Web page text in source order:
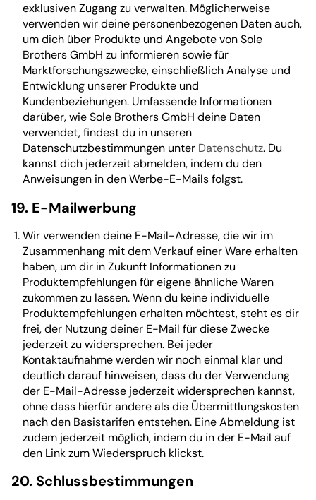
exklusiven Zugang zu verwalten. Möglicherweise
verwenden wir deine personenbezogenen Daten auch,
um dich über Produkte und Angebote von Sole
Brothers GmbH zu informieren sowie für
Marktforschungszwecke, einschließlich Analyse und
Entwicklung unserer Produkte und
Kundenbeziehungen. Umfassende Informationen
darüber, wie Sole Brothers GmbH deine Daten
verwendet, findest du in unseren
Datenschutzbestimmungen unter Datenschutz. Du
kannst dich jederzeit abmelden, indem du den
Anweisungen in den Werbe-E-Mails folgst.
19. E-Mailwerbung
Wir verwenden deine E-Mail-Adresse, die wir im
Zusammenhang mit dem Verkauf einer Ware erhalten
haben, um dir in Zukunft Informationen zu
Produktempfehlungen für eigene ähnliche Waren
zukommen zu lassen. Wenn du keine individuelle
Produktempfehlungen erhalten möchtest, steht es dir
frei, der Nutzung deiner E-Mail für diese Zwecke
jederzeit zu widersprechen. Bei jeder
Kontaktaufnahme werden wir noch einmal klar und
deutlich darauf hinweisen, dass du der Verwendung
der E-Mail-Adresse jederzeit widersprechen kannst,
ohne dass hierfür andere als die Übermittlungskosten
nach den Basistarifen entstehen. Eine Abmeldung ist
zudem jederzeit möglich, indem du in der E-Mail auf
den Link zum Wiederspruch klickst.
20. Schlussbestimmungen